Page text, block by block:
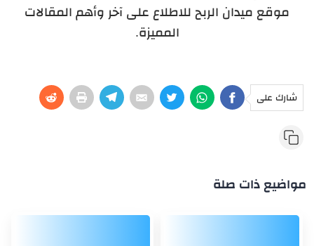
موقع ميدان الربح للاطلاع على آخر وأهم المقالات
المميزة.
شارك على
مواضيع ذات صلة